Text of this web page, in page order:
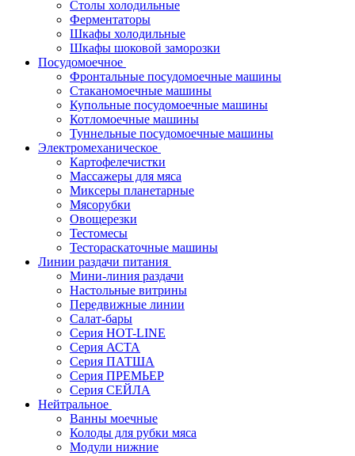
Столы холодильные
Ферментаторы
Шкафы холодильные
Шкафы шоковой заморозки
Посудомоечное
Фронтальные посудомоечные машины
Стаканомоечные машины
Купольные посудомоечные машины
Котломоечные машины
Туннельные посудомоечные машины
Электромеханическое
Картофелечистки
Массажеры для мяса
Миксеры планетарные
Мясорубки
Овощерезки
Тестомесы
Тестораскаточные машины
Линии раздачи питания
Мини-линия раздачи
Настольные витрины
Передвижные линии
Салат-бары
Серия HOT-LINE
Серия АСТА
Серия ПАТША
Серия ПРЕМЬЕР
Серия СЕЙЛА
Нейтральное
Ванны моечные
Колоды для рубки мяса
Модули нижние